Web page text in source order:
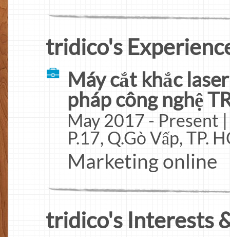
tridico's
Máy cắt khắc
pháp công nghệ
May 2017 - Present
P.17, Q.Gò Vấp, TP.
Marketing online
tridico's Interests